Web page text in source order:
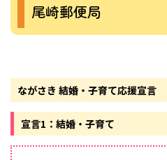
尾崎郵便局
ながさき 結婚・子育て応援宣言
宣言1：結婚・子育て